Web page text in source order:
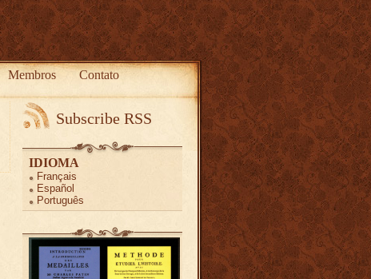
Membros Contato
Subscribe RSS
IDIOMA
Français
Español
Português